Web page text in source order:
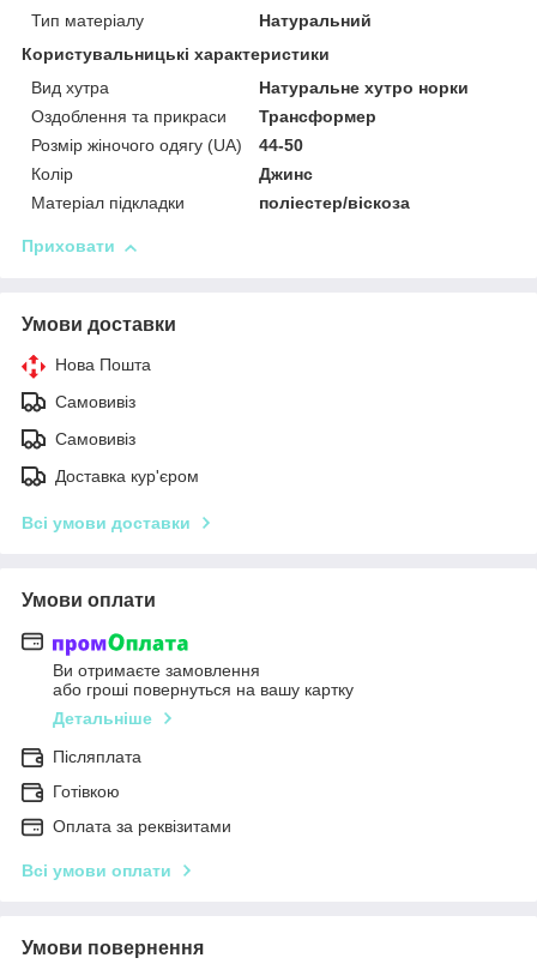
Тип матеріалу
Натуральний
Користувальницькі характеристики
Вид хутра
Натуральне хутро норки
Оздоблення та прикраси
Трансформер
Розмір жіночого одягу (UA)
44-50
Колір
Джинс
Матеріал підкладки
поліестер/віскоза
Приховати
Умови доставки
Нова Пошта
Самовивіз
Самовивіз
Доставка кур'єром
Всі умови доставки
Умови оплати
Ви отримаєте замовлення
або гроші повернуться на вашу картку
Детальніше
Післяплата
Готівкою
Оплата за реквізитами
Всі умови оплати
Умови повернення